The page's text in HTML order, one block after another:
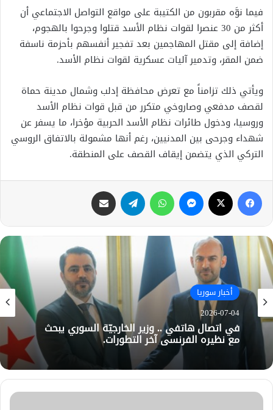
فيما نوَّه مقربون من الكتيبة على مواقع التواصل الاجتماعي أن
أكثر من 30 عنصرا لقوات نظام الأسد قتلوا وجرحوا بالهجوم،
إضافة إلى مقتل المهاجمين بعد تفجير أنفسهم بأحزمة ناسفة
ضمن المقر، وتدمير آليات عسكرية لقوات نظام الأسد.
ويأتي ذلك تزامناً مع تعرض محافظة إدلب وشمال مدينة حماة
لقصف مدفعي وصاروخي متكرر من قبل قوات نظام الأسد
وروسيا، ودخول طائرات نظام الأسد الحربية مؤخرا، ما يسفر عن
شهداء وجرحى بين المدنيين، رغم أنها مشمولة بالاتفاق الروسي
التركي الذي يتضمن إيقاف القصف على المنطقة.
فيسبوك ماسنجر واتساب تيلقرام
أخبار سوريا
2026-07-04
في اتصال هاتفي .. وزير الخارجيّة السوري يبحث
مع نظيره الفرنسي آخر التطورات.